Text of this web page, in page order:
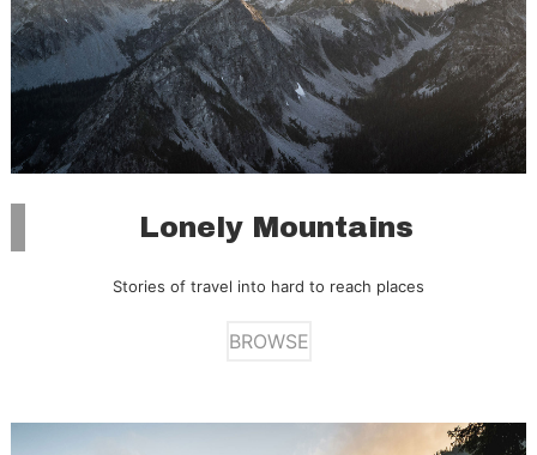
Lonely Mountains
Stories of travel into hard to reach places
BROWSE